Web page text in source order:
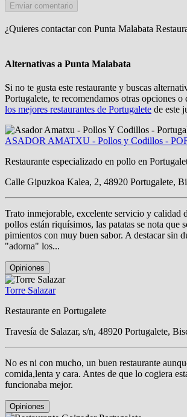
Enviar comentario
¿Quieres contactar con Punta Malabata
Alternativas a Punta Malabata
Si no te gusta este restaurante y buscas
Portugalete, te recomendamos otras opciones o
los mejores restaurantes de Portugalete de este
ASADOR AMATXU - Pollos y Codillos -
Restaurante especializado en pollo en
Calle Gipuzkoa Kalea, 2, 48920 Portugalete,
Trato inmejorable, excelente servicio y calidad
pollos están riquísimos, las patatas se nota que
pimientos con muy buen sabor. A destacar sin
"adorna" los...
Opiniones
Torre Salazar
Restaurante en Portugalete
Travesía de Salazar, s/n, 48920 Portugalete,
No es ni con mucho, un buen restaurante
comida,lenta y cara. Antes de que lo cogiera
funcionaba mejor.
Opiniones